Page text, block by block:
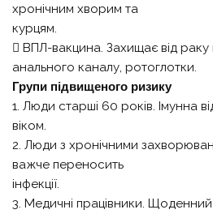
хронічним хворим та
курцям.
 ВПЛ-вакцина. Захищає від раку
анального каналу, ротоглотки.
Групи підвищеного ризику
1. Люди старші 60 років. Імунна
віком.
2. Люди з хронічними
важче переносить
інфекції.
3. Медичні працівники. Щоденний